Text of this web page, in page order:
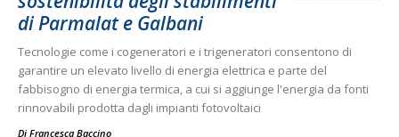
di Parmalat e Galbani
Tecnologie come i cogeneratori e i trigeneratori consentono di
garantire un elevato livello di energia elettrica e parte del
fabbisogno di energia termica, a cui si aggiunge l'energia da fonti
rinnovabili prodotta dagli impianti fotovoltaici
Di Francesca Baccino